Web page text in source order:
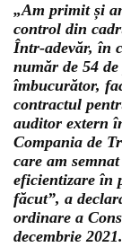
„Am primit și
control din
Într-adevăr, în
număr de 54
îmbucurător,
contractul
auditor extern
Compania de
care am
eficientizare în
făcut”, a
ordinare a
decembrie 2021.